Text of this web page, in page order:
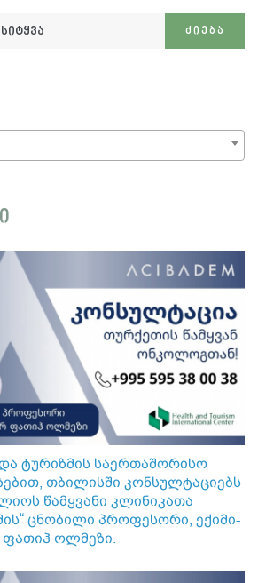
ᲫᲘᲔᲑᲐ
ტურიზმის საერთაშორისო
თბილისში კონსულტაციებს
წამყვანი კლინიკათა
ცნობილი პროფესორი, ექიმი-
ოლმეზი.